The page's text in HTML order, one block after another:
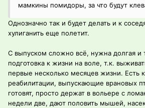
мамкины помидоры, за что будут
Однозначно так и будет делать и к
хулиганить еще полетит.
С выпуском сложно всё, нужна долгая и
подготовка к жизни на воле, т.к.
первые несколько месяцев жизни. Есть
реабилитации, выпускающие врановых
готовят, просто держат в вольере с
недели две, дают половить мышей,